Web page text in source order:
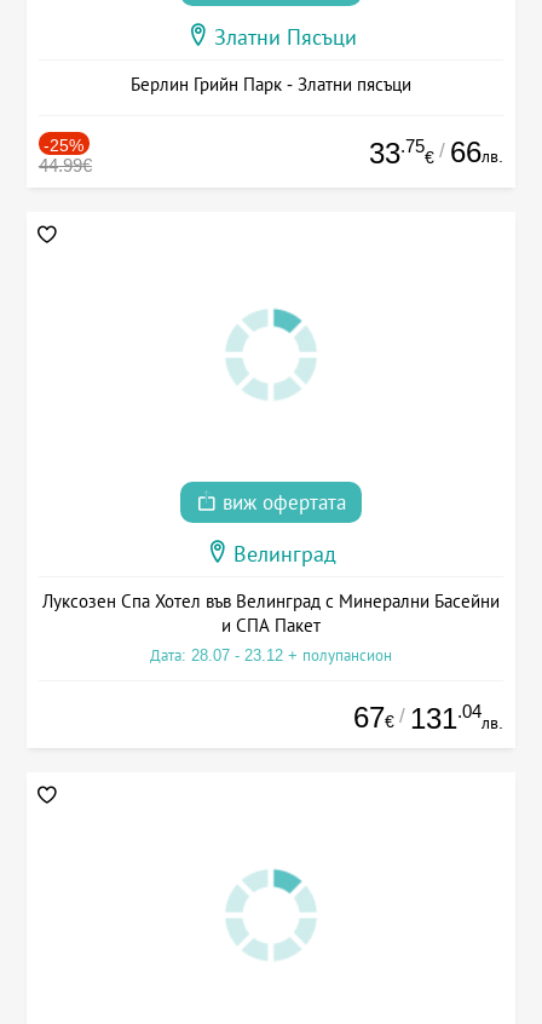
Златни Пясъци
Берлин Грийн Парк - Златни пясъци
-25%
44.99€ 33.75
€ / 66лв.
виж офертата
Велинград
Луксозен Спа Хотел във Велинград с Минерални Басейни
и СПА Пакет
Дата: 28.07 - 23.12 + полупансион
67€ / 131.04
лв.